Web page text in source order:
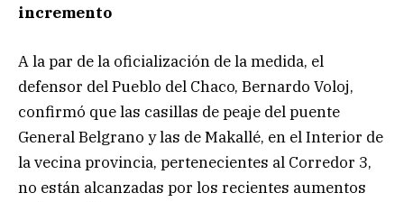
incremento
A la par de la oficialización de la medida, el
defensor del Pueblo del Chaco, Bernardo Voloj,
confirmó que las casillas de peaje del puente
General Belgrano y las de Makallé, en el Interior de
la vecina provincia, pertenecientes al Corredor 3,
no están alcanzadas por los recientes aumentos